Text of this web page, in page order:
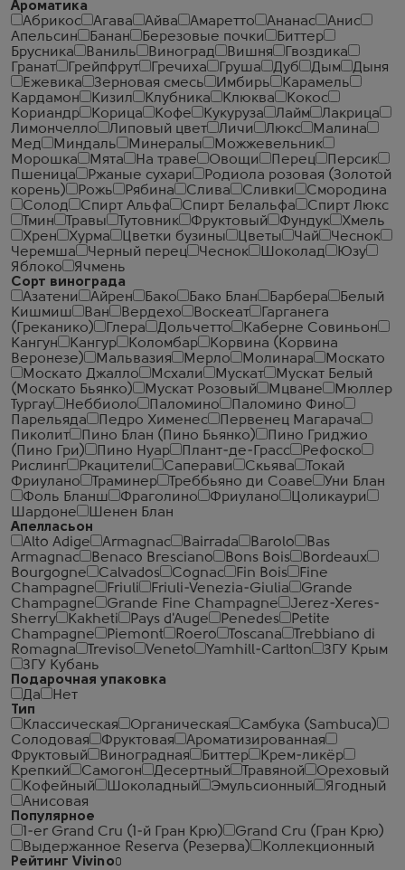
Ароматика
Абрикос
Агава Айва Амаретто Ананас
Анис
Апельсин
Банан Березовые почки
Биттер
Брусника
Ваниль Виноград Вишня
Гвоздика
Гранат
Грейпфрут Гречиха Груша Дуб Дым
Дыня
Ежевика
Зерновая смесь Имбирь
Карамель
Кардамон
Кизил Клубника Клюква
Кокос
Кориандр
Корица Кофе Кукуруза Лайм
Лакрица
Лимончелло
Липовый цвет Личи Люкс
Малина
Мед
Миндаль Минералы
Можжевельник
Морошка
Мята На траве Овощи Перец
Персик
Пшеница
Ржаные сухари
Родиола розовая (Золотой
корень)
Рожь Рябина Слива Сливки
Смородина
Солод
Спирт Альфа Спирт Белальфа
Спирт Люкс
Тмин
Травы Тутовник Фруктовый Фундук
Хмель
Хрен
Хурма Цветки бузины Цветы Чай
Чеcнок
Черемша
Черный перец Чеснок Шоколад
Юзу
Яблоко
Ячмень
Сорт винограда
Азатени
Айрен Бако Бако Блан Барбера
Белый
Кишмиш
Ван Вердехо Воскеат
Гарганега
(Греканико)
Глера Дольчетто
Каберне Совиньон
Кангун
Кангур Коломбар
Корвина (Корвина
Веронезе)
Мальвазия Мерло Молинара
Москато
Москато Джалло
Мсхали Мускат
Мускат Белый
(Москато Бьянко)
Мускат Розовый Мцване
Мюллер
Тургау
Неббиоло Паломино
Паломино Фино
Парельяда
Педро Хименес
Первенец Магарача
Пиколит
Пино Блан (Пино Бьянко)
Пино Гриджио
(Пино Гри)
Пино Нуар Плант-де-Грасс
Рефоско
Рислинг
Ркацители Саперави Скьява
Токай
Фриулано
Траминер Треббьяно ди Соаве
Уни Блан
Фоль Бланш
Фраголино Фриулано
Цоликаури
Шардоне
Шенен Блан
Апелласьон
Alto Adige
Armagnac Bairrada Barolo
Bas
Armagnac
Benaco Bresciano Bons Bois
Bordeaux
Bourgogne
Calvados Cognac Fin Bois
Fine
Champagne
Friuli Friuli-Venezia-Giulia
Grande
Champagne
Grande Fine Champagne
Jerez-Xeres-
Sherry
Kakheti Pays d'Auge Penedes
Petite
Champagne
Piemont Roero Toscana
Trebbiano di
Romagna
Treviso Veneto Yamhill-Carlton
ЗГУ Крым
ЗГУ Кубань
Подарочная упаковка
Да
Нет
Тип
Классическая
Органическая
Самбука (Sambuca)
Солодовая
Фруктовая
Ароматизированная
Фруктовый
Виноградная Биттер
Крем-ликёр
Крепкий
Самогон Десертный Травяной
Ореховый
Кофейный
Шоколадный Эмульсионный
Ягодный
Анисовая
Популярное
1-er Grand Cru (1-й Гран Крю)
Grand Cru (Гран Крю)
Выдержанное Reserva (Резерва)
Коллекционный
Рейтинг Vivino